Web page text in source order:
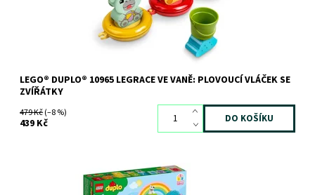
LEGO® DUPLO® 10965 LEGRACE VE VANĚ: PLOVOUCÍ VLÁČEK SE
ZVÍŘÁTKY
479 Kč(–8 %)
439 Kč
Stavění, hraní a učení pro nejmenší na palubě vláčku s čísly